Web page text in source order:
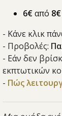
6€από 8€
- Κάνε κλικ
- Προβολές:
- Εάν δεν
εκπτωτικών
- Πώς